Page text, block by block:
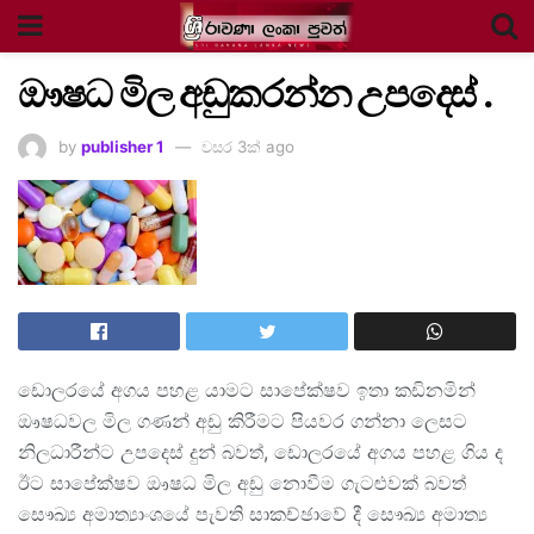
ඖෂධ මිල අඩුකරන්න උපදෙස් .
by publisher 1 වසර 3ක් ago
ඩොලරයේ අගය පහළ යාමට සාපේක්ෂව ඉතා කඩිනමින්
ඖෂධවල මිල ගණන් අඩු කිරීමට පියවර ගන්නා ලෙසට
නිලධාරීන්ට උපදෙස් දුන් බවත්, ඩොලරයේ අගය පහළ ගිය ද
ඊට සාපේක්ෂව ඖෂධ මිල අඩු නොවීම ගැටළුවක් බවත්
සෞඛ්‍ය අමාත්‍යාංශයේ පැවති සාකච්ඡාවේ දී සෞඛ්‍ය අමාත්‍ය